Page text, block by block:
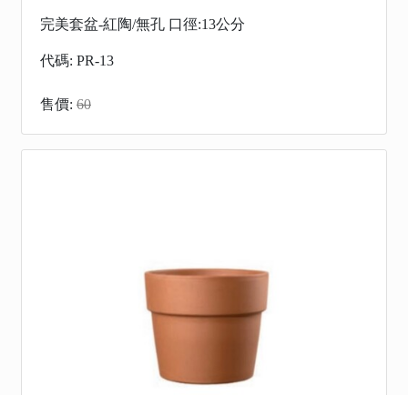
完美套盆-紅陶/無孔 口徑:13公分
代碼: PR-13
售價: 60